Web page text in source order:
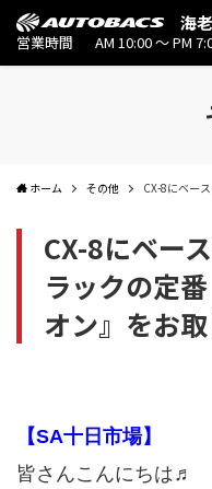
海
営業時間 AM 10:00 ～ PM
ホーム その他 CX-8にベー
CX-8にベー
ラックの定
オン』をお取
【SA十日市場】
皆さんこんにちは♬